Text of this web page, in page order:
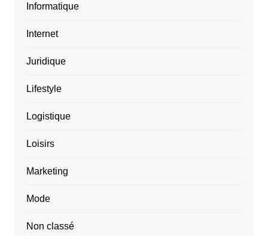
Informatique
Internet
Juridique
Lifestyle
Logistique
Loisirs
Marketing
Mode
Non classé